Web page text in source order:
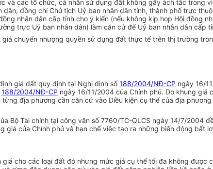
các tổ chức, cá nhân sử dụng đất không gây ách tắc trong
đồng chí Chủ tịch Uỷ ban nhân dân tỉnh, thành phố trực
nhân dân cấp tỉnh cho ý kiến (nếu không kịp họp Hội đồng
trực Uỷ ban nhân dân) làm căn cứ để Uỷ ban nhân dân cấp
chuyển nhượng quyền sử dụng đất thực tế trên thị trường
giá đất quy định tại Nghị định số188/2004/NĐ-CP ngày 16/
188/2004/NĐ-CP ngày 16/11/2004 của Chính phủ. Do khung giá
địa phương cần căn cứ vào Điều kiện cụ thể của địa
Tài chính tại công văn số 7760/TC-QLCS ngày 14/7/2004
của Chính phủ và hạn chế việc tạo ra những biến động bất
cho các loại đất đó nhưng mức giá cụ thể tối đa không được